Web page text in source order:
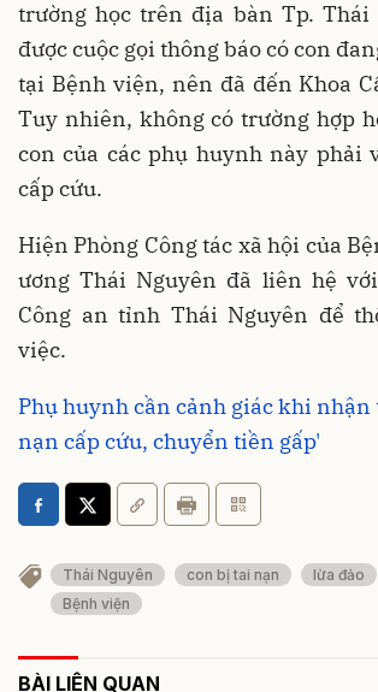
trường học trên địa bàn Tp. Thái
được cuộc gọi thông báo có con
tại Bệnh viện, nên đã đến Khoa
Tuy nhiên, không có trường hợp
con của các phụ huynh này phải
cấp cứu.
Hiện Phòng Công tác xã hội của
ương Thái Nguyên đã liên hệ với
Công an tỉnh Thái Nguyên để
việc.
Phụ huynh cần cảnh giác khi
nạn cấp cứu, chuyển tiền gấp'
Thái Nguyên con bị tai nạn lừa đảo
Bệnh viện
BÀI LIÊN QUAN